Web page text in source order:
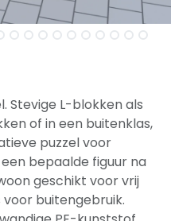
Stevige L-blokken als
of in een buitenklas,
puzzel voor
bepaalde figuur na
geschikt voor vrij
buitengebruik.